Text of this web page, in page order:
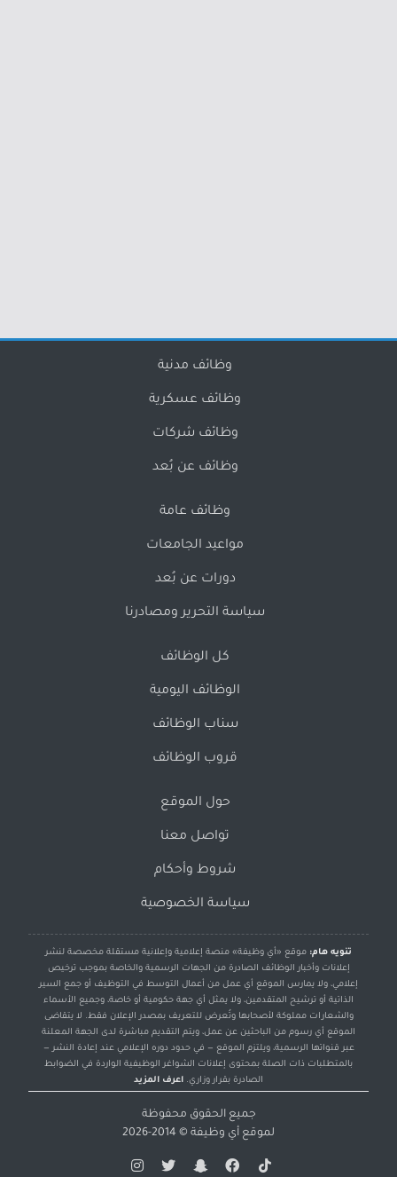
وظائف مدنية
وظائف عسكرية
وظائف شركات
وظائف عن بُعد
وظائف عامة
مواعيد الجامعات
دورات عن بُعد
سياسة التحرير ومصادرنا
كل الوظائف
الوظائف اليومية
سناب الوظائف
قروب الوظائف
حول الموقع
تواصل معنا
شروط وأحكام
سياسة الخصوصية
تنويه هام: موقع «أي وظيفة» منصة إعلامية وإعلانية مستقلة مخصصة لنشر
إعلانات وأخبار الوظائف الصادرة من الجهات الرسمية والخاصة بموجب ترخيص
إعلامي، ولا يمارس الموقع أي عمل من أعمال التوسط في التوظيف أو جمع السير
الذاتية أو ترشيح المتقدمين، ولا يمثل أي جهة حكومية أو خاصة، وجميع الأسماء
والشعارات مملوكة لأصحابها وتُعرض للتعريف بمصدر الإعلان فقط. لا يتقاضى
الموقع أي رسوم من الباحثين عن عمل، ويتم التقديم مباشرة لدى الجهة المعلنة
عبر قنواتها الرسمية، ويلتزم الموقع — في حدود دوره الإعلامي عند إعادة النشر —
بالمتطلبات ذات الصلة بمحتوى إعلانات الشواغر الوظيفية الواردة في الضوابط
الصادرة بقرار وزاري. اعرف المزيد
جميع الحقوق محفوظة
لموقع أي وظيفة © 2014-2026